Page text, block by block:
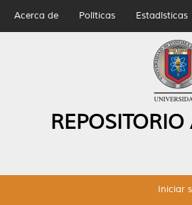
Acerca de Políticas Estadísticas
Iniciar